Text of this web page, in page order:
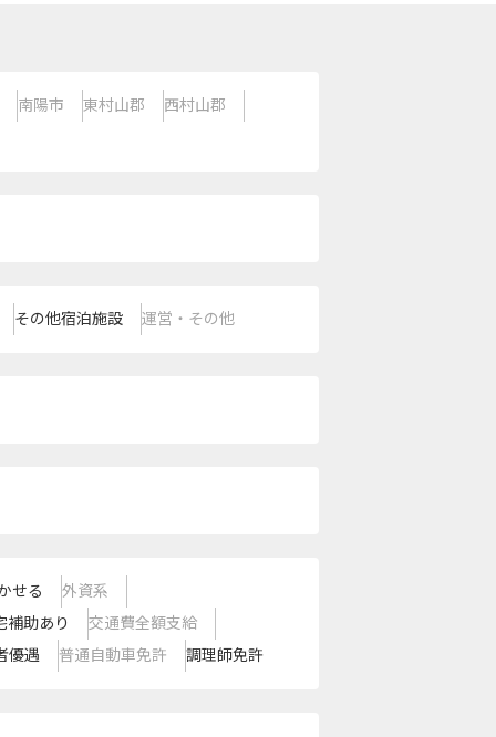
南陽市 東村山郡 西村山郡
その他宿泊施設 運営・その他
せる
外資系
補助あり
交通費全額支給
優遇
普通自動車免許 調理師免許